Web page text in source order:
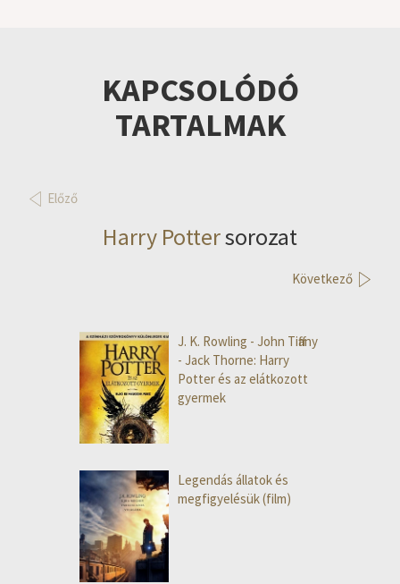
KAPCSOLÓDÓ
TARTALMAK
Előző
Harry Pottersorozat
Következő
J. K. Rowling - John Tiffany
- Jack Thorne: Harry
Potter és az elátkozott
gyermek
Legendás állatok és
megfigyelésük (film)